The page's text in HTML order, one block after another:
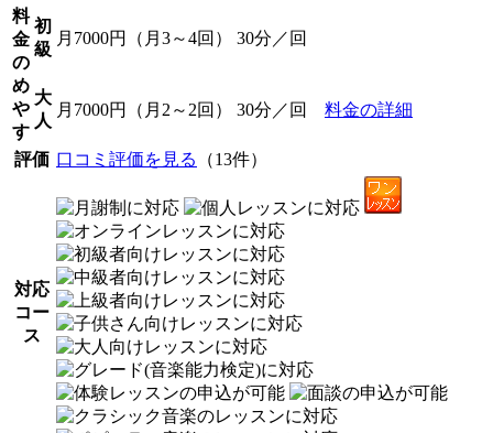
料
金
の
め
や
す
初
級
月7000円（月3～4回） 30分／回
大
人
月7000円（月2～2回） 30分／回 料金の詳細
評価 口コミ評価を見る （13件）
対応
コー
ス